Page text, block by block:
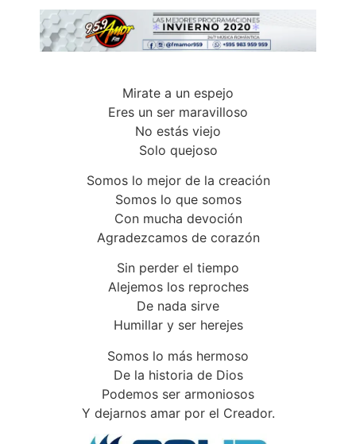
Mirate a un espejo
Eres un ser maravilloso
No estás viejo
Solo quejoso
Somos lo mejor de la creación
Somos lo que somos
Con mucha devoción
Agradezcamos de corazón
Sin perder el tiempo
Alejemos los reproches
De nada sirve
Humillar y ser herejes
Somos lo más hermoso
De la historia de Dios
Podemos ser armoniosos
Y dejarnos amar por el Creador.